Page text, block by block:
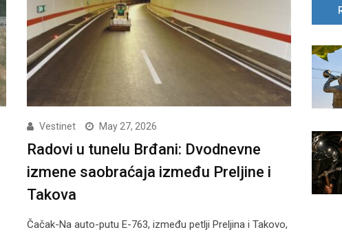
Vestinet May 27, 2026
Radovi u tunelu Brđani: Dvodnevne
izmene saobraćaja između Preljine i
Takova
Čačak-Na auto-putu E-763, između petlji Preljina i Takovo,